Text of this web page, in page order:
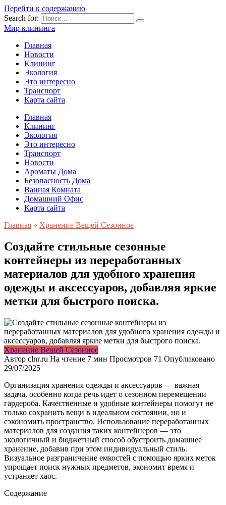
Перейти к содержанию
Search for:
Мир клининга
Главная
Новости
Клининг
Экология
Это интересно
Транспорт
Карта сайта
Главная
Клининг
Экология
Это интересно
Транспорт
Новости
Ароматы Дома
Безопасность Дома
Ванная Комната
Домашний Офис
Карта сайта
Главная » Хранение Вещей Сезонное
Создайте стильные сезонные
контейнеры из переработанных
материалов для удобного хранения
одежды и аксессуаров, добавляя яркие
метки для быстрого поиска.
Хранение Вещей Сезонное
Автор clnr.ru На чтение 7 мин Просмотров 71 Опубликовано
29/07/2025
Организация хранения одежды и аксессуаров — важная
задача, особенно когда речь идет о сезонном перемещении
гардероба. Качественные и удобные контейнеры помогут не
только сохранить вещи в идеальном состоянии, но и
сэкономить пространство. Использование переработанных
материалов для создания таких контейнеров — это
экологичный и бюджетный способ обустроить домашнее
хранение, добавив при этом индивидуальный стиль.
Визуальное разграничение емкостей с помощью ярких меток
упрощает поиск нужных предметов, экономит время и
устраняет хаос.
Содержание